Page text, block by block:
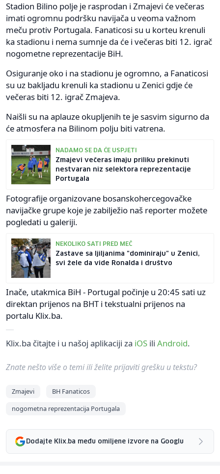
Stadion Bilino polje je rasprodan i Zmajevi će večeras
imati ogromnu podršku navijača u veoma važnom
meču protiv Portugala. Fanaticosi su u korteu krenuli
ka stadionu i nema sumnje da će i večeras biti 12. igrač
nogometne reprezentacije BiH.
Osiguranje oko i na stadionu je ogromno, a Fanaticosi
su uz bakljadu krenuli ka stadionu u Zenici gdje će
večeras biti 12. igrač Zmajeva.
Naišli su na aplauze okupljenih te je sasvim sigurno da
će atmosfera na Bilinom polju biti vatrena.
NADAMO SE DA ĆE USPJETI
Zmajevi večeras imaju priliku prekinuti
nestvaran niz selektora reprezentacije
Portugala
Fotografije organizovane bosanskohercegovačke
navijačke grupe koje je zabilježio naš reporter možete
pogledati u galeriji.
NEKOLIKO SATI PRED MEČ
Zastave sa ljiljanima "dominiraju" u Zenici,
svi žele da vide Ronalda i društvo
Inače, utakmica BiH - Portugal počinje u 20:45 sati uz
direktan prijenos na BHT i tekstualni prijenos na
portalu Klix.ba.
Klix.ba čitajte i u našoj aplikaciji za iOS ili Android.
Znate nešto više o temi ili želite prijaviti grešku u tekstu?
Zmajevi
BH Fanaticos
nogometna reprezentacija Portugala
Dodajte Klix.ba među omiljene izvore na Googlu